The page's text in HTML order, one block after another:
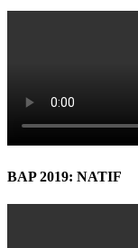
BAP 2019: NATIF